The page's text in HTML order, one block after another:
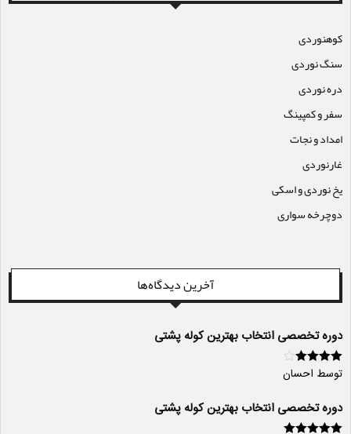
کوهنوردی
سنگ نوردی
دره نوردی
سفر و کمپینگ
امداد و نجات
غارنوردی
یخ نوردی و اسکی
دوچرخه سواری
آخرین دیدگاه‌ها
دوره تخصصی انتخاب بهترین کوله پشتی
امتیاز 4از
توسط احسان
دوره تخصصی انتخاب بهترین کوله پشتی